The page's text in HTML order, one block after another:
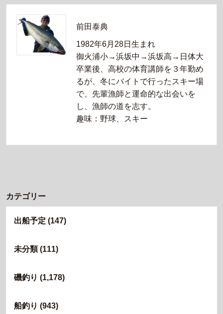
前田泰典
1982年6月28日生まれ
御火浦小→浜坂中→浜坂高→日体大
卒業後、高校の体育講師を３年勤め
るが、冬にバイトで行ったスキー場
で、先輩漁師と運命的な出会いを
し、漁師の道を志す。
趣味：野球、スキー
カテゴリー
出船予定 (147)
未分類(111)
磯釣り (1,178)
船釣り (943)